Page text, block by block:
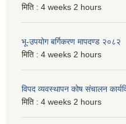
मिति : 4 weeks 2 hours
भू-उपयोग बर्गिकरण मापदण्ड २०८२
मिति : 4 weeks 2 hours
विपद व्यवस्थापन कोष संचालन
मिति : 4 weeks 2 hours